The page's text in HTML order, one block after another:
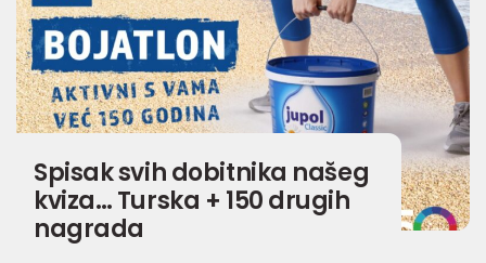
Spisak svih dobitnika našeg
kviza… Turska + 150 drugih
nagrada